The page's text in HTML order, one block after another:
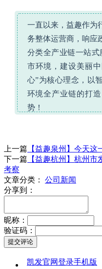
一直以来，益趣作为
务整体运营商，响应
分类全产业链一站
市环境，建设美丽
心”为核心理念，以
环境全产业链的打
势！
上一篇 【益趣泉州】今天这
下一篇 【益趣杭州】杭州
考察
文章分类：
公司新闻
分享到：
昵称：
验证码：
凯发官网登录手机版